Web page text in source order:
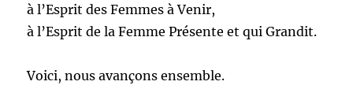
à l’Esprit des Femmes à Venir,
à l’Esprit de la Femme Présente et qui Grandit.
Voici, nous avançons ensemble.